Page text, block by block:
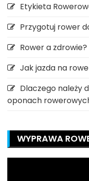
Etykieta
Przygotuj rower
Rower a zdrowie?
Jak jazda na
Dlaczego należy
oponach
WYPRAWA